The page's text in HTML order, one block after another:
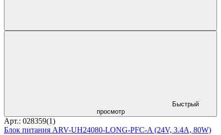
Быстрый
просмотр
Арт.: 028359(1)
Блок питания ARV-UH24080-LONG-PFC-A (24V, 3.4A, 80W)